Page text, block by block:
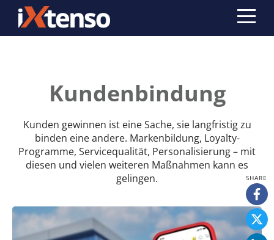
Kundenbindung
Kunden gewinnen ist eine Sache, sie langfristig zu
binden eine andere. Markenbildung, Loyalty-
Programme, Servicequalität, Personalisierung – mit
diesen und vielen weiteren Maßnahmen kann es
gelingen.